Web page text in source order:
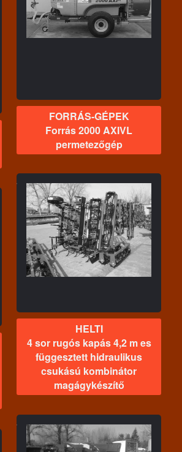
FORRÁS-GÉPEK
Forrás 2000 AXIVL
permetezőgép
HELTI
4 sor rugós kapás 4,2 m es
függesztett hidraulikus
csukású kombinátor
magágykészítő